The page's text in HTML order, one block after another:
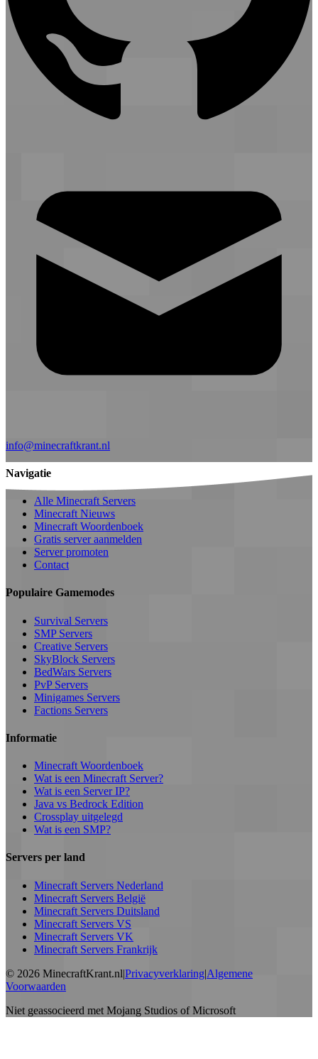
info@minecraftkrant.nl
Navigatie
Alle Minecraft Servers
Minecraft Nieuws
Minecraft Woordenboek
Gratis server aanmelden
Server promoten
Contact
Populaire Gamemodes
Survival Servers
SMP Servers
Creative Servers
SkyBlock Servers
BedWars Servers
PvP Servers
Minigames Servers
Factions Servers
Informatie
Minecraft Woordenboek
Wat is een Minecraft Server?
Wat is een Server IP?
Java vs Bedrock Edition
Crossplay uitgelegd
Wat is een SMP?
Servers per land
Minecraft Servers Nederland
Minecraft Servers België
Minecraft Servers Duitsland
Minecraft Servers VS
Minecraft Servers VK
Minecraft Servers Frankrijk
© 2026 MinecraftKrant.nl|Privacyverklaring|Algemene
Voorwaarden
Niet geassocieerd met Mojang Studios of Microsoft